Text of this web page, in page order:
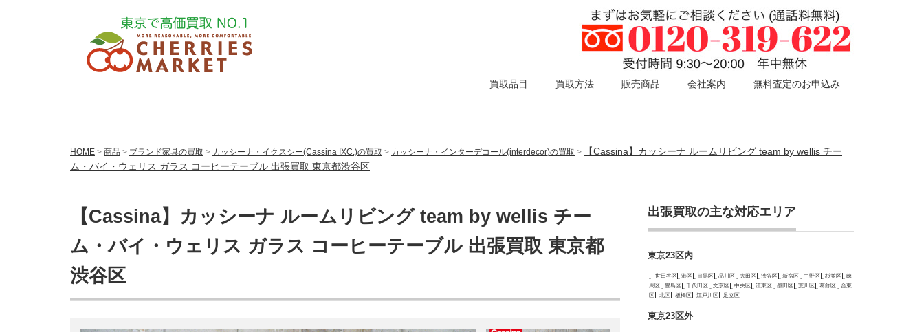
買取品目 買取方法 販売商品 会社案内 無料査定のお申込み
HOME > 商品 > ブランド家具の買取 > カッシーナ・イクスシー(Cassina IXC.)の買取 > カッシーナ・インターデコール(interdecor)の買取 >
【Cassina】カッシーナ ルームリビング team by wellis チー
ム・バイ・ウェリス ガラス コーヒーテーブル 出張買取 東京都渋谷区
【Cassina】カッシーナ ルームリビング team by wellis チー
ム・バイ・ウェリス ガラス コーヒーテーブル 出張買取 東京都
渋谷区
出張買取の主な対応エリア
東京23区内
世田谷区 港区 目黒区 品川区 大田区 渋谷区 新宿区 中野区 杉並区
練
馬区
豊島区 千代田区 文京区 中央区 江東区 墨田区 荒川区 葛飾区
台東
区
北区 板橋区 江戸川区 足立区
東京23区外